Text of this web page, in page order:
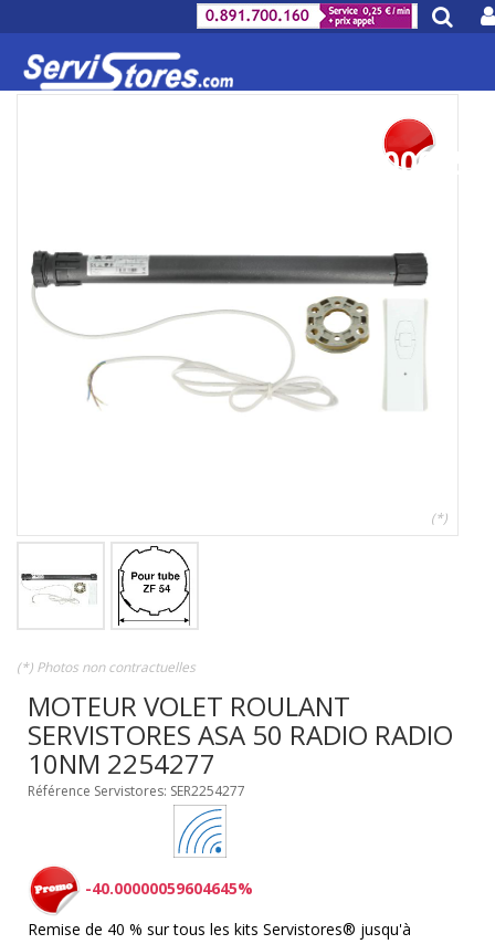
-
(*)
(*) Photos non contractuelles
MOTEUR VOLET ROULANT
SERVISTORES ASA 50 RADIO RADIO
10NM 2254277
Référence Servistores: SER2254277
-40.00000059604645%
Remise de 40 % sur tous les kits Servistores® jusqu'à